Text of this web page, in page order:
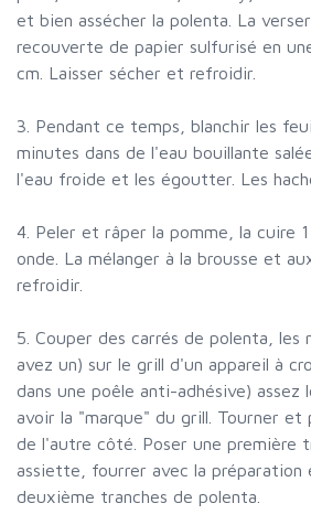
et bien assécher la polenta. La
recouverte de papier sulfurisé en
cm. Laisser sécher et refroidir.
3. Pendant ce temps, blanchir les
minutes dans de l'eau bouillante
l'eau froide et les égoutter. Les
4. Peler et râper la pomme, la cuire
onde. La mélanger à la brousse et
refroidir.
5. Couper des carrés de polenta, les
avez un) sur le grill d'un appareil à
dans une poêle anti-adhésive) assez
avoir la "marque" du grill. Tourner et
de l'autre côté. Poser une première
assiette, fourrer avec la
deuxième tranches de polenta.